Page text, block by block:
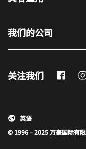
我们的公司
关注我们
© 1996 – 2025 万豪国际有
英语